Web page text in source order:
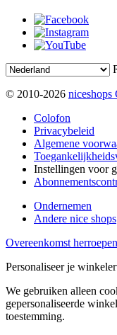
© 2010-2026 niceshops
Colofon
Privacybeleid
Algemene
Instellingen voor
Ondernemen
Andere nice shops
Overeenkomst herroepen
Personaliseer je
We gebruiken alleen
gepersonaliseerde
toestemming.